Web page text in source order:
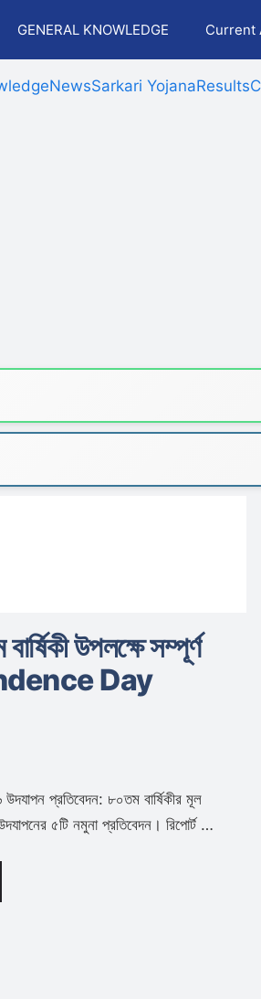
GENERAL KNOWLEDGE Current
NewsSarkari YojanaResults
উপলক্ষে সম্পূর্ণ
Day
উদযাপন প্রতিবেদন: ৮০তম বার্ষিকীর মূল
৫টি নমুনা প্রতিবেদন। রিপোর্ট …